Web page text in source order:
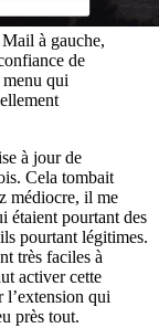
à gauche,
de
menu qui
à jour de
Cela tombait
médiocre, il me
étaient pourtant des
pourtant légitimes.
très faciles à
activer cette
l’extension qui
près tout.